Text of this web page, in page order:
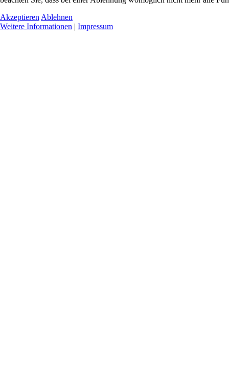
Akzeptieren Ablehnen
Weitere Informationen | Impressum